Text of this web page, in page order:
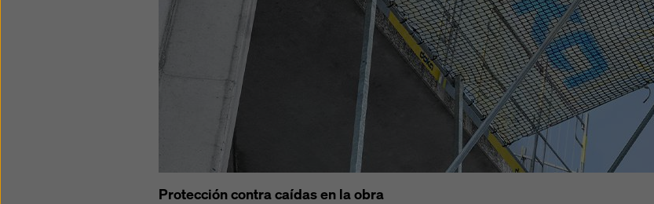
Protección contra caídas en la obra
de las autoridades de estos terceros países con fines de
que no existan recursos legales efectivos contra esto. Puede
las cookies que requieran consentimiento haciendo clic en
ajustando su
configuración de cookieshaciendo clic en
cookies en la parte inferior de este sitio web y utilizando las
verificación correspondientes. Puede revocar su
momento con efecto futuro y sin indicar un motivo haciendo clic
configuración de cookies
en la parte inferior de este sitio web.
Puede encontrar más información sobre nuestras cookies
en
de privacidad. También le ofrecemos la opción de seleccionar
(configuración avanzada de cookies).